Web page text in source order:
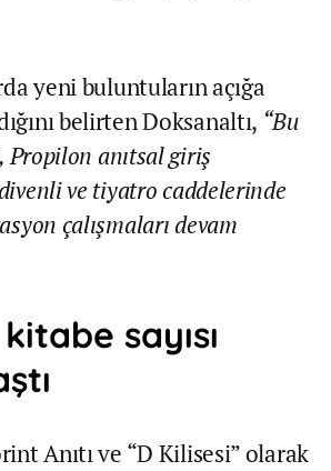
yeni buluntuların açığa
belirten Doksanaltı, “Bu
Propilon anıtsal giriş
ve tiyatro caddelerinde
çalışmaları devam
sayısı
Anıtı ve “D Kilisesi” olarak